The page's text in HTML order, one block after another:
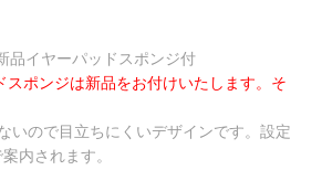
イヤーパッドスポンジ付
ポンジは新品をお付けいたします。そ
いので目立ちにくいデザインです。設定
内されます。